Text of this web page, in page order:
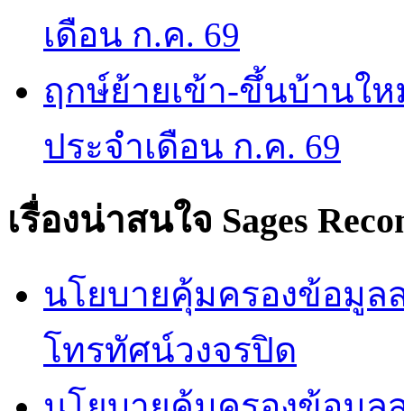
เดือน ก.ค. 69
ฤกษ์ย้ายเข้า-ขึ้นบ้านใ
ประจำเดือน ก.ค. 69
เรื่องน่าสนใจ Sages
นโยบายคุ้มครองข้อมูล
โทรทัศน์วงจรปิด